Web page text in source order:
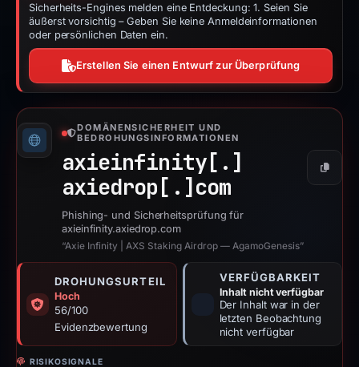
Sicherheits-Engines melden eine Entdeckung: 1. Seien Sie
äußerst vorsichtig – Geben Sie keine Anmeldeinformationen
oder persönlichen Daten ein.
Erstellen Sie einen Entwurf zur Überprüfung
DOMÄNENSICHERHEIT UND
BEDROHUNGSINFORMATIONEN
axieinfinity[.]
axiedrop[.] com
Phishing- und Sicherheitsprüfung für
axieinfinity.axiedrop.com
“Axie Infinity | AXS Staking Airdrop — AgamoGenesis”
DROHUNGSURTEIL
Hoch
56/100
Evidenzbewertung
VERFÜGBARKEIT
Inhalt nicht verfügbar
Der Inhalt war in der
letzten Beobachtung
nicht verfügbar
RISIKOSIGNALE